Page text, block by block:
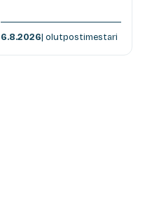
6.8.2026| olutpostimestari